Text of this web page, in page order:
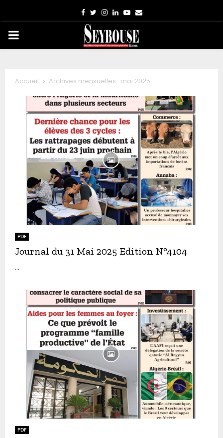
Facebook
TwitterInstagram
LinkedinYoutube
Email
PRIMARY
Accueil Archives mensuelles : mai 2025
PDF
Journal du 31 Mai 2025 Edition N°4104
...
PDF